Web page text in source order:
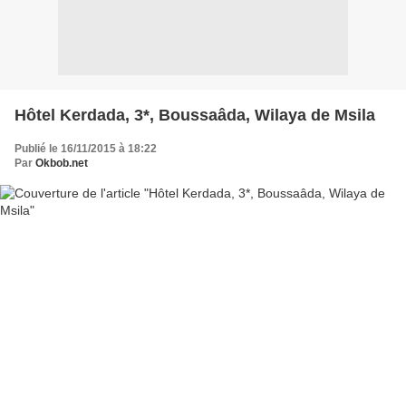
Hôtel Kerdada, 3*, Boussaâda, Wilaya de Msila
Publié le 16/11/2015 à 18:22
Par Okbob.net